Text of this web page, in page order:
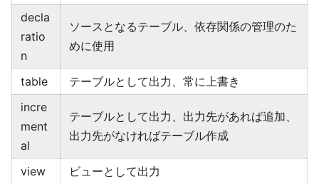
decla
ratio
n
ソースとなるテーブル、依存関係の管理のた
めに使用
table
テーブルとして出力、常に上書き
incre
ment
al
テーブルとして出力、出力先があれば追加、
出力先がなければテーブル作成
view ビューとして出力